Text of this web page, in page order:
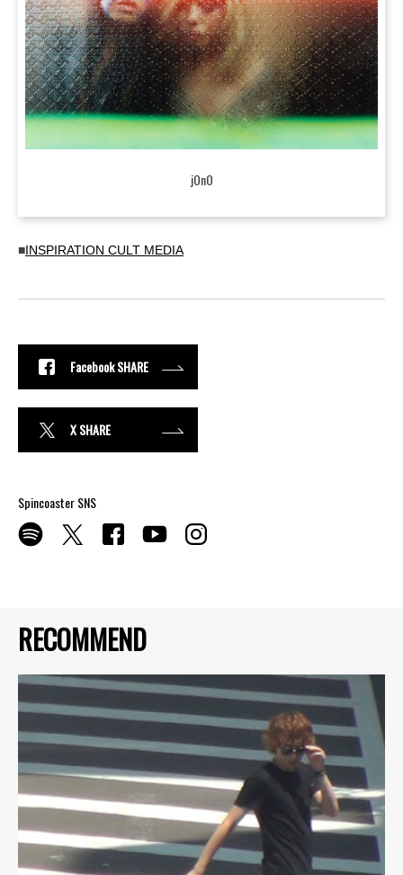
RECOMMEND
jOnO
■INSPIRATION CULT MEDIA
Facebook SHARE
X SHARE
Spincoaster SNS